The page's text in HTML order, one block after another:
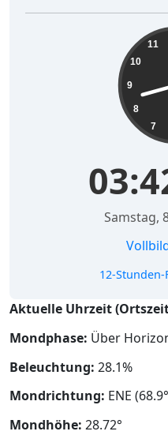
7
8
9
10
11
Samstag,
12-
Aktuelle Uhrzeit
Mondphase: Über
Beleuchtung: 28.1%
Mondrichtung: ENE
Mondhöhe: 28.72°